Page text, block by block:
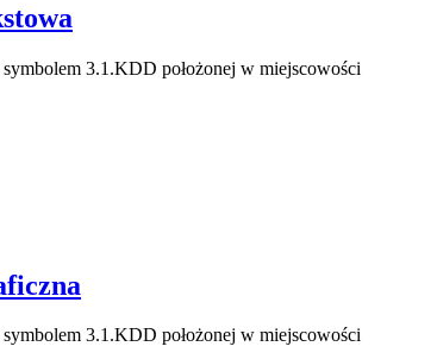
3.1.KDD położonej w miejscowości
3.1.KDD położonej w miejscowości